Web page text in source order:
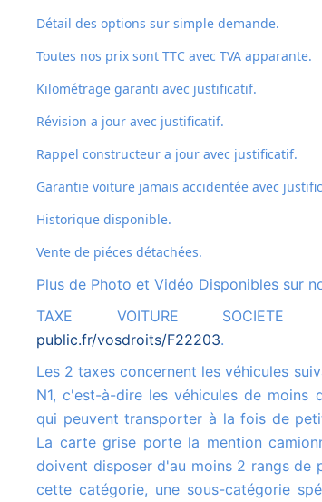
Détail des options sur simple demande.
Toutes nos prix sont TTC avec TVA apparante.
Kilométrage garanti avec justificatif.
Révision a jour avec justificatif.
Rappel constructeur a jour avec justificatif.
Garantie voiture jamais accidentée avec
Historique disponible.
Vente de piéces détachées.
Plus de Photo et Vidéo Disponibles sur
TAXE VOITURE
public.fr/vosdroits/F22203.
Les 2 taxes concernent les véhicules suivants : Immatriculés dans la catégorie
N1, c'est-à-dire les véhicules de
qui peuvent transporter à la fois de
La carte grise porte la mention
doivent disposer d'au moins 2 rangs de
cette catégorie, une sous-catégorie